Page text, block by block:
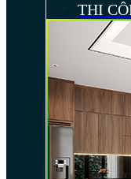
THI